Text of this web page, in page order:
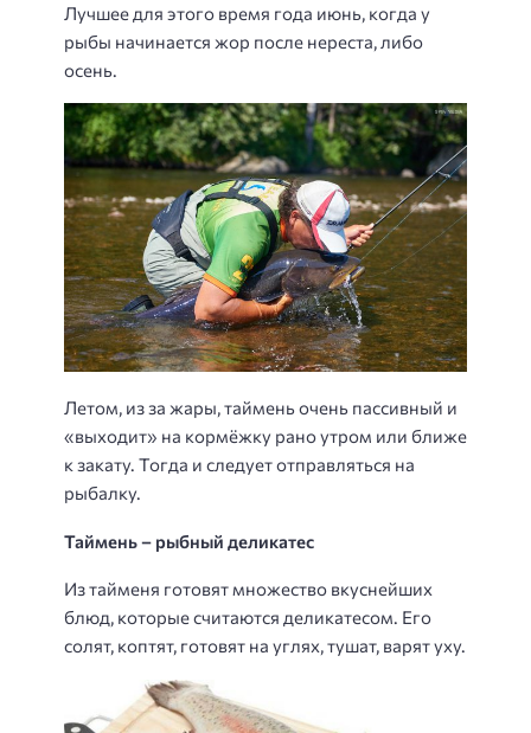
Лучшее для этого время года июнь, когда у
рыбы начинается жор после нереста, либо
осень.
Летом, из за жары, таймень очень пассивный и
«выходит» на кормёжку рано утром или ближе
к закату. Тогда и следует отправляться на
рыбалку.
Таймень – рыбный деликатес
Из тайменя готовят множество вкуснейших
блюд, которые считаются деликатесом. Его
солят, коптят, готовят на углях, тушат, варят уху.